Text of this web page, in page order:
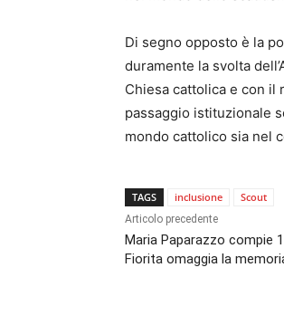
Di segno opposto è la
duramente la svolta
Chiesa cattolica e con il
passaggio istituzionale
mondo cattolico sia nel
TAGS inclusione Scout
Articolo precedente
Maria Paparazzo compie
Fiorita omaggia la